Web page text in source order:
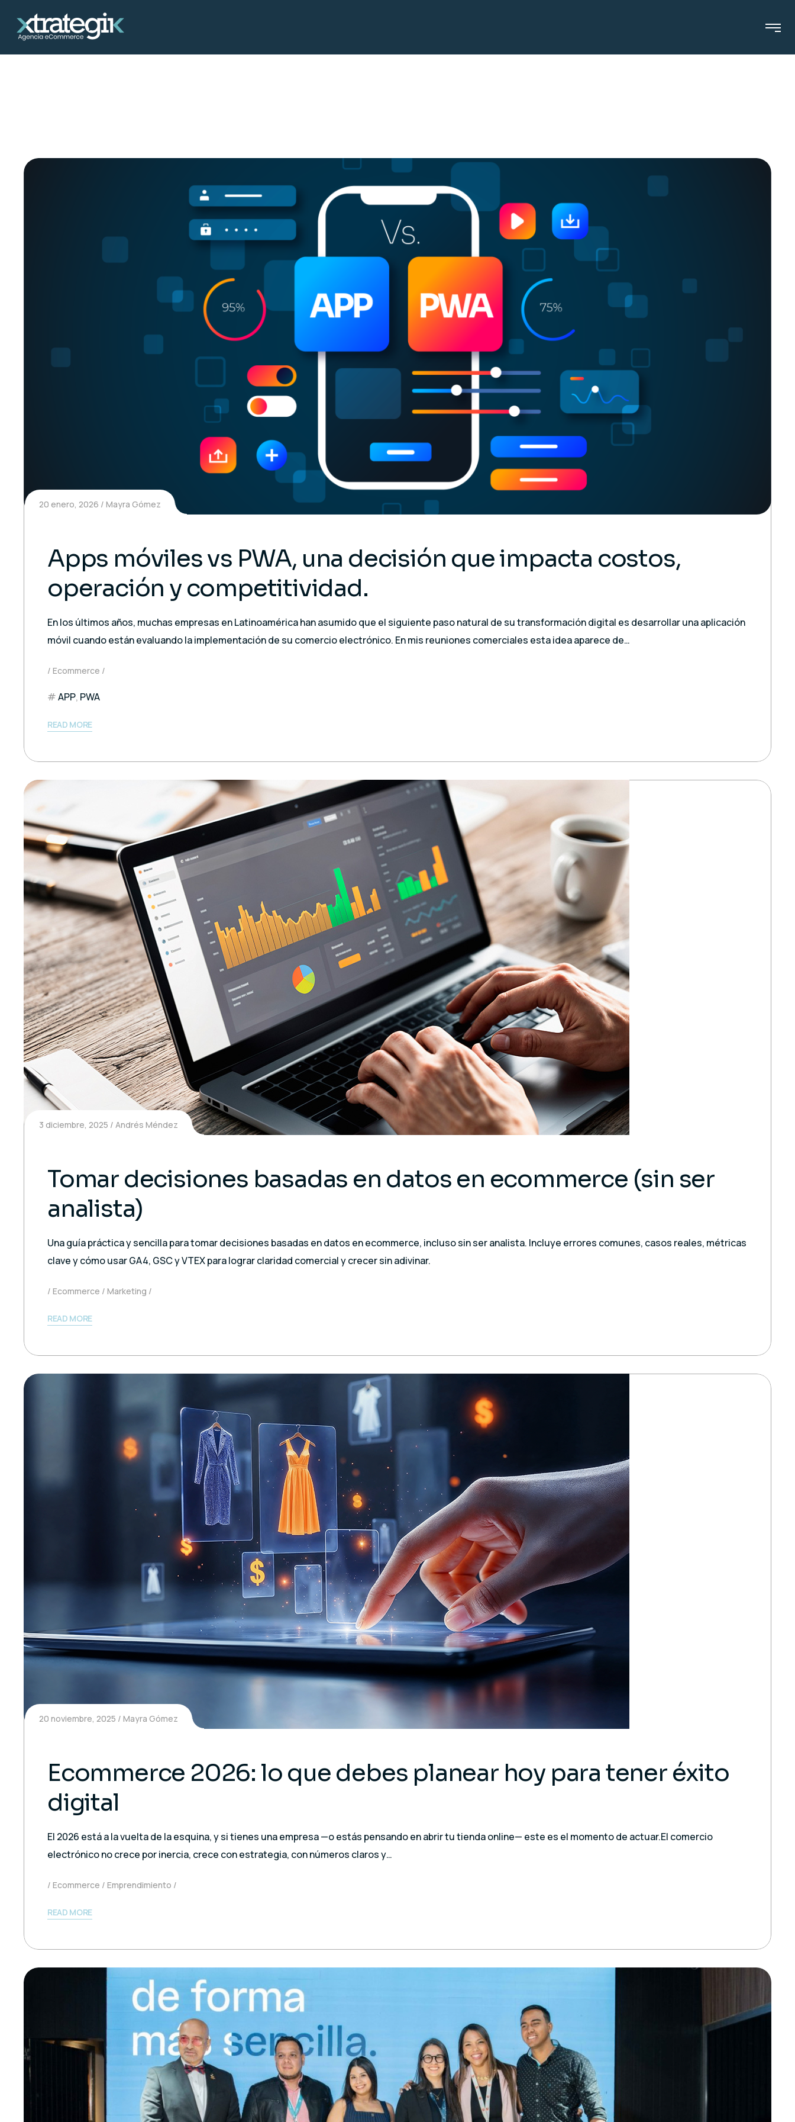
20 enero, 2026 Mayra Gómez
Apps móviles vs PWA, una decisión que impacta costos,
operación y competitividad.
En los últimos años, muchas empresas en Latinoamérica han asumido que el siguiente paso natural de su transformación digital es desarrollar una aplicación
móvil cuando están evaluando la implementación de su comercio electrónico. En mis reuniones comerciales esta idea aparece de…
Ecommerce
APP, PWA
READ MORE
3 diciembre, 2025 Andrés Méndez
Tomar decisiones basadas en datos en ecommerce (sin ser
analista)
Una guía práctica y sencilla para tomar decisiones basadas en datos en ecommerce, incluso sin ser analista. Incluye errores comunes, casos reales, métricas
clave y cómo usar GA4, GSC y VTEX para lograr claridad comercial y crecer sin adivinar.
Ecommerce Marketing
READ MORE
20 noviembre, 2025 Mayra Gómez
Ecommerce 2026: lo que debes planear hoy para tener éxito
digital
El 2026 está a la vuelta de la esquina, y si tienes una empresa —o estás pensando en abrir tu tienda online— este es el momento de actuar.El comercio
electrónico no crece por inercia, crece con estrategia, con números claros y…
Ecommerce Emprendimiento
READ MORE